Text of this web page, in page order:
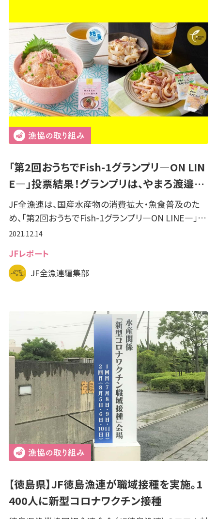
「第2回おうちでFish-1グランプリ―ON LIN
E―」投票結果！グランプリは、やまろ渡邉…
JF全漁連は、国産水産物の消費拡大・魚食普及のた
め、「第2回おうちでFish-1グランプリ―ON LINE―」…
2021.12.14
JFレポート
JF全漁連編集部
【徳島県】JF徳島漁連が職域接種を実施。1
400人に新型コロナワクチン接種